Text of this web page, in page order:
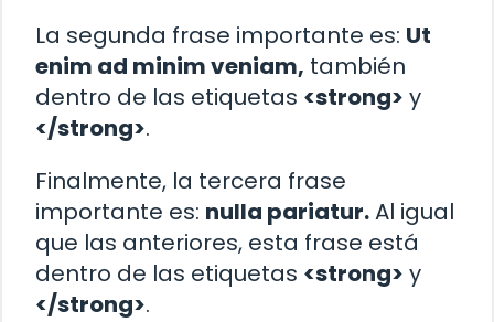
La segunda frase importante es: Ut
enim ad minim veniam, también
dentro de las etiquetas <strong> y
</strong>.
Finalmente, la tercera frase
importante es: nulla pariatur.Al igual
que las anteriores, esta frase está
dentro de las etiquetas <strong> y
</strong>.